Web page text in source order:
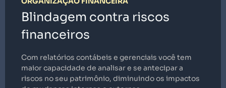
Blindagem contra riscos
financeiros
Com relatórios contábeis e gerenciais você tem
maior capacidade de analisar e se antecipar a
riscos no seu patrimônio, diminuindo os impactos